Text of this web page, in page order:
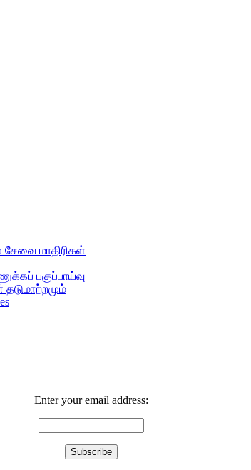
மாதிரிகள்‌
பகுப்பாய்வு
Enter your email address: